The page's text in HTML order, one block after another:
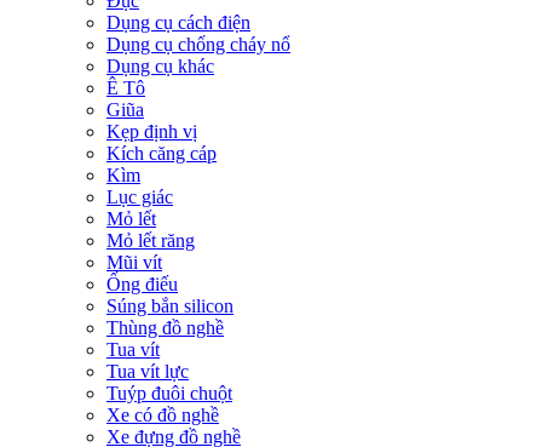
Dụng cụ cách điện
Dụng cụ chống cháy nổ
Dụng cụ khác
Ê Tô
Giũa
Kẹp định vị
Kích căng cáp
Kìm
Lục giác
Mỏ lết
Mỏ lết răng
Mũi vít
Ống điếu
Súng bắn silicon
Thùng đồ nghề
Tua vít
Tua vít lực
Tuýp đuôi chuột
Xe có đồ nghề
Xe đựng đồ nghề